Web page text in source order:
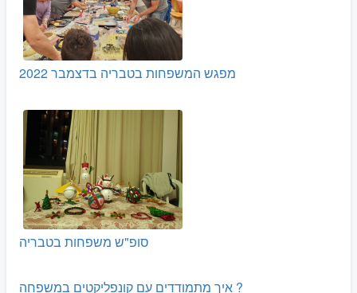
מפגש המשפחות בטבריה בדצמבר 2022
סופ"ש משפחות בטבריה
איך מתמודדים עם קונפליקטים במשפחה ?